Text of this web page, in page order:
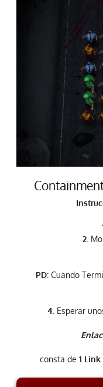
2.
PD:Cuando
4. Esperar
consta de1 Link